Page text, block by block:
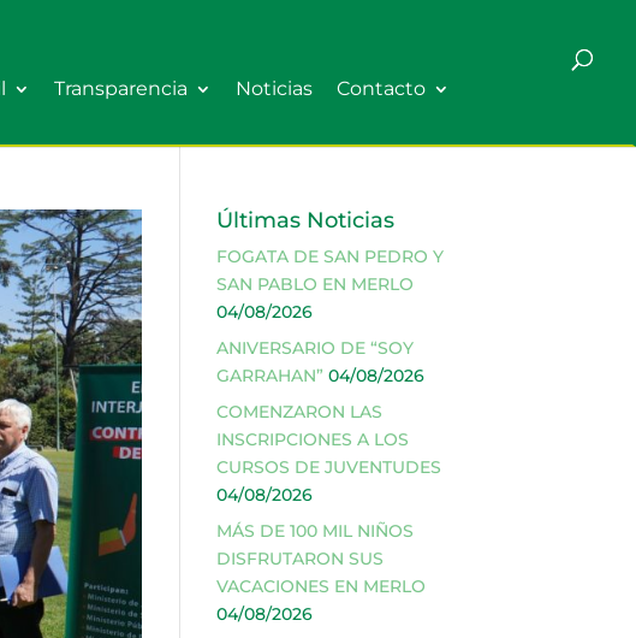
Transparencia Noticias Contacto
Últimas Noticias
FOGATA DE SAN PEDRO Y
SAN PABLO EN MERLO
04/08/2026
ANIVERSARIO DE “SOY
GARRAHAN” 04/08/2026
COMENZARON LAS
INSCRIPCIONES A LOS
CURSOS DE JUVENTUDES
04/08/2026
MÁS DE 100 MIL NIÑOS
DISFRUTARON SUS
VACACIONES EN MERLO
04/08/2026